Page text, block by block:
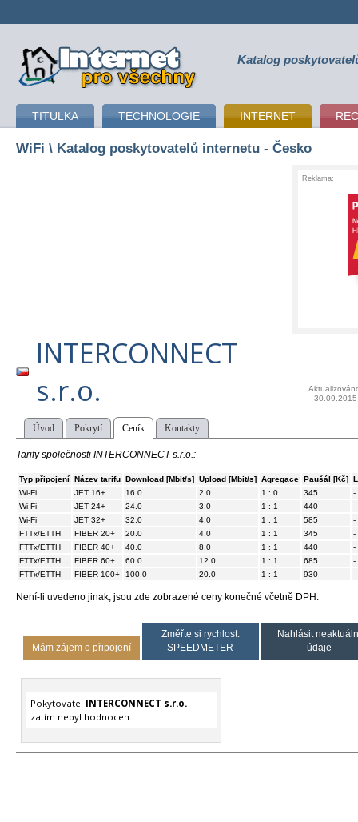
připojení k internetu Katalog
TITULKA TECHNOLOGIE INTERNET
WiFi \ Katalog poskytovatelů internetu - Česko
Reklama:
INTERCONNECT
s.r.o.
30.09.2015
Úvod Pokrytí Ceník Kontakty
Tarify společnosti INTERCONNECT s.r.o.:
Typ připojení Název tarifu Download [Mbit/s] Upload [Mbit/s] Agregace Paušál [Kč]
Wi-Fi
JET 16+ 16.0 2.0 1 : 0 345
-
Wi-Fi
JET 24+ 24.0 3.0 1 : 1 440
-
Wi-Fi
JET 32+ 32.0 4.0 1 : 1 585
-
FTTx/ETTH
FIBER 20+ 20.0 4.0 1 : 1 345
-
FTTx/ETTH
FIBER 40+ 40.0 8.0 1 : 1 440
-
FTTx/ETTH
FIBER 60+ 60.0 12.0 1 : 1 685
-
FTTx/ETTH
FIBER 100+ 100.0 20.0 1 : 1 930 -
Není-li uvedeno jinak, jsou zde zobrazené ceny konečné včetně DPH.
Mám zájem o připojení
Změřte si rychlost:
SPEEDMETER
Nahlásit
údaje
Pokytovatel INTERCONNECT s.r.o.
zatím nebyl hodnocen.